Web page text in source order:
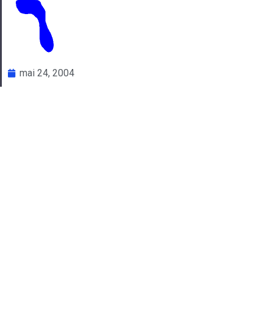
mai 24, 2004